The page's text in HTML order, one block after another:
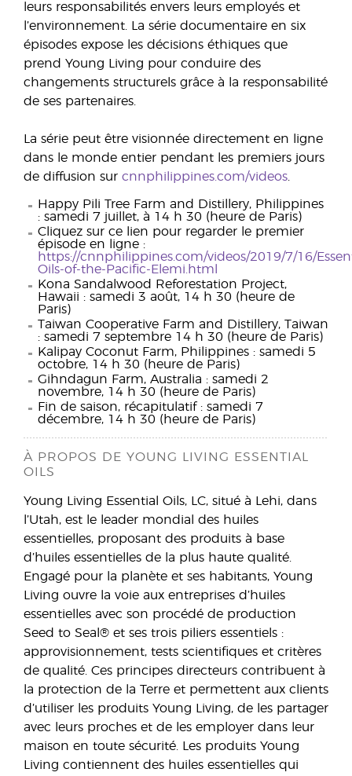
leurs responsabilités envers leurs employés et
l’environnement. La série documentaire en six
épisodes expose les décisions éthiques que
prend Young Living pour conduire des
changements structurels grâce à la responsabilité
de ses partenaires.
La série peut être visionnée directement en ligne
dans le monde entier pendant les premiers jours
de diffusion sur cnnphilippines.com/videos
Happy Pili Tree Farm and Distillery, Philippines
: samedi 7 juillet, à 14 h 30 (heure de Paris)
Cliquez sur ce lien pour regarder le premier
épisode en ligne :
https://cnnphilippines.com/videos/2019/7/16/
Oils-of-the-Pacific-Elemi.html
Kona Sandalwood Reforestation Project,
Hawaii : samedi 3 août, 14 h 30 (heure de
Paris)
Taiwan Cooperative Farm and Distillery, Taiwan
: samedi 7 septembre 14 h 30 (heure de Paris)
Kalipay Coconut Farm, Philippines : samedi 5
octobre, 14 h 30 (heure de Paris)
Gihndagun Farm, Australia : samedi 2
novembre, 14 h 30 (heure de Paris)
Fin de saison, récapitulatif : samedi 7
décembre, 14 h 30 (heure de Paris)
À PROPOS DE YOUNG LIVING ESSENTIAL
OILS
Young Living Essential Oils, LC, situé à Lehi, dans
l’Utah, est le leader mondial des huiles
essentielles, proposant des produits à base
d’huiles essentielles de la plus haute qualité.
Engagé pour la planète et ses habitants, Young
Living ouvre la voie aux entreprises d’huiles
essentielles avec son procédé de production
Seed to Seal® et ses trois piliers essentiels :
approvisionnement, tests scientifiques et critères
de qualité. Ces principes directeurs contribuent à
la protection de la Terre et permettent aux clients
d’utiliser les produits Young Living, de les partager
avec leurs proches et de les employer dans leur
maison en toute sécurité. Les produits Young
Living contiennent des huiles essentielles qui